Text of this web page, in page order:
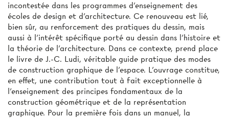
incontestée dans les programmes d'enseignement des
écoles de design et d'architecture. Ce renouveau est lié,
bien sûr, au renforcement des pratiques du dessin, mais
aussi à l'intérêt spécifique porté au dessin dans l'histoire et
la théorie de l'architecture. Dans ce contexte, prend place
le livre de J.-C. Ludi, véritable guide pratique des modes
de construction graphique de l’espace. L'ouvrage constitue,
en effet, une contribution tout à fait exceptionnelle à
l'enseignement des principes fondamentaux de la
construction géométrique et de la représentation
graphique. Pour la première fois dans un manuel, la